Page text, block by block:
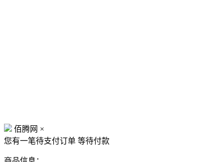
佰腾网 ×
您有一笔待支付订单 等待付款